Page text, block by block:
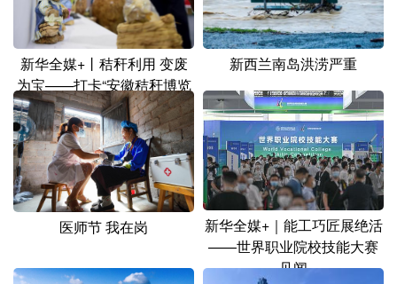
Русский язык 日本語 한국어
Deutsch Português
新华全媒+丨秸秆利用 变废
为宝——打卡“安徽秸秆博览
会”
新西兰南岛洪涝严重
医师节 我在岗
新华全媒+｜能工巧匠展绝活
——世界职业院校技能大赛
见闻